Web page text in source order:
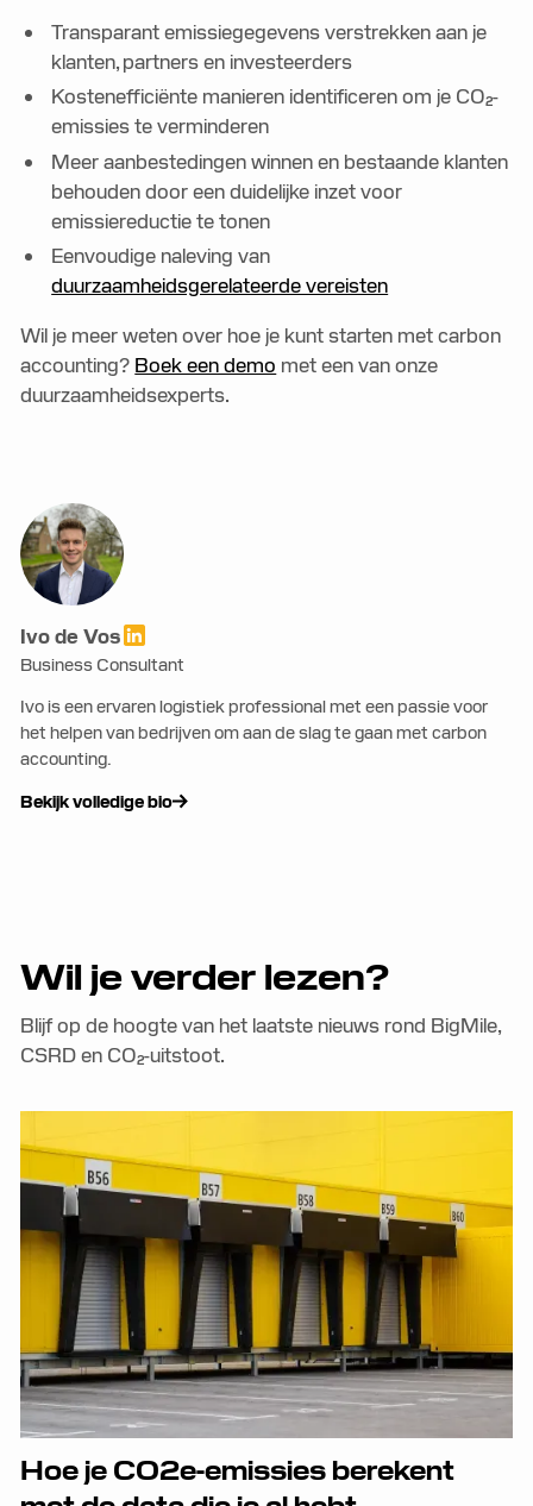
Transparant emissiegegevens verstrekken aan je
klanten, partners en investeerders
Kostenefficiënte manieren identificeren om je CO₂-
emissies te verminderen
Meer aanbestedingen winnen en bestaande klanten
behouden door een duidelijke inzet voor
emissiereductie te tonen
Eenvoudige naleving van
duurzaamheidsgerelateerde vereisten
Wil je meer weten over hoe je kunt starten met carbon
accounting? Boek een demo met een van onze
duurzaamheidsexperts.
Ivo de Vos
Business Consultant
Ivo is een ervaren logistiek professional met een passie voor
het helpen van bedrijven om aan de slag te gaan met carbon
accounting.
Bekijk volledige bio
Wil je verder lezen?
Blijf op de hoogte van het laatste nieuws rond BigMile,
CSRD en CO₂-uitstoot.
Hoe je CO2e-emissies berekent